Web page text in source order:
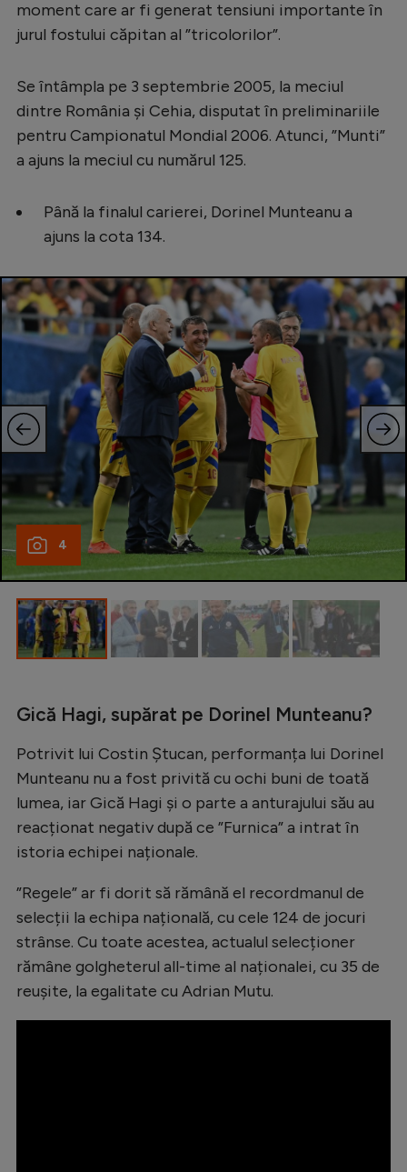
Starurile fotbalului
Stranieri
Clasamente
Tenis
Natație
Formula 1
Gimnastică
Auto
Rugby
Ciclism
Alte sporturi
JO 2024
JO 2026
Creează cont
moment care ar fi generat tensiuni importante în
jurul fostului căpitan al ”tricolorilor”.
Se întâmpla pe 3 septembrie 2005, la meciul
dintre România și Cehia, disputat în preliminariile
pentru Campionatul Mondial 2006. Atunci, ”Munti”
a ajuns la meciul cu numărul 125.
Până la finalul carierei, Dorinel Munteanu a
ajuns la cota 134.
4
Gică Hagi, supărat pe Dorinel Munteanu?
Potrivit lui Costin Ștucan, performanța lui Dorinel
Munteanu nu a fost privită cu ochi buni de toată
lumea, iar Gică Hagi și o parte a anturajului său au
reacționat negativ după ce ”Furnica” a intrat în
istoria echipei naționale.
”Regele” ar fi dorit să rămână el recordmanul de
selecții la echipa națională, cu cele 124 de jocuri
strânse. Cu toate acestea, actualul selecționer
rămâne golgheterul all-time al naționalei, cu 35 de
reușite, la egalitate cu Adrian Mutu.